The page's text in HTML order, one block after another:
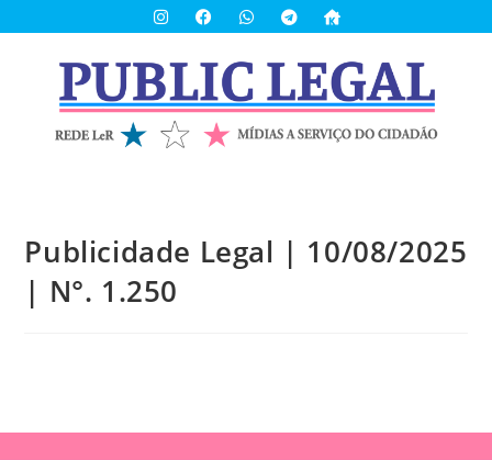
Publicidade Legal | 10/08/2025
| N°. 1.250